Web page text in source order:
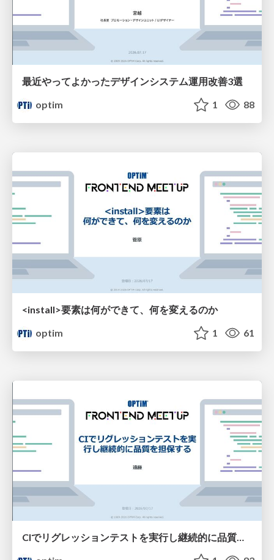
最近やってよかったデザインシステム運用改善3選
optim
1 88
<install>要素は​何ができて、何を変えるのか​
optim
1 61
CIでリグレッションテストを実行し継続的に品質を担保する